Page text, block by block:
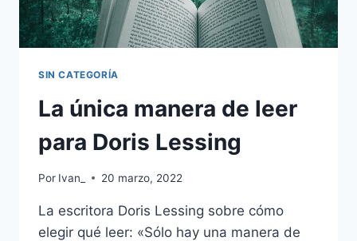
SIN CATEGORÍA
La única manera de leer
para Doris Lessing
Por Ivan_ 20 marzo, 2022
La escritora Doris Lessing sobre cómo
elegir qué leer: «Sólo hay una manera de